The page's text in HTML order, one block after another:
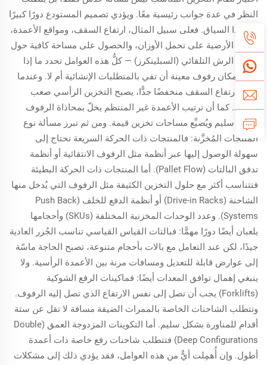
النظر في عدة جوانب رئيسية معًا. ويؤدي تصميم المستودع دورًا كبيرًا
في هذا السياق. فعلى سبيل المثال، ارتفاع السقف، ومواقع الأعمدة،
وقدرة الأرضية على تحمل الأوزان، والحصول على مساحة كافية حول
أنظمة الرش التلقائي (السبلينكرز) — كلُّ هذه العوامل تحدد ما إذا
كان بإمكان رفوف معينة أن تفي بالمتطلبات الإنشائية أم لا. وعندما
يكون ارتفاع السقف منخفضًا جدًّا، يصبح التخزين الرأسي صعب
التنفيذ. كما أن ترتيب الأعمدة غير المنتظم يخلّ بمحاذاة الرفوف
بشكل سليم ويُضيِّع مساحات تخزين قيمة. ومن ثم تبرز مسألة نوع
المنتجات المُخزَّنة: فالمنتجات ذات الحركة السريعة تحتاج إلى
سهولة الوصول إليها عبر أنظمة مثل الرفوف الانتقائية أو أنظمة
تدفق البالتات (Pallet Flow). أما المنتجات ذات الحركة البطيئة
فتتناسب أكثر مع حلول التخزين الكثيفة مثل الرفوف التي يُدخل منها
الشاحنة (Drive-in Racks) أو أنظمة الدفع للخلف (Push Back
Systems). وعدد الوحدات المخزنية المختلفة (SKUs) وأحجامها
يلعبان أيضًا دورًا مهمًّا: فبالتات القياس القياسي تناسب الجُزر العادية
جيدًا، لكن عند التعامل مع بالات بأحجام متنوعة، تصبح الحاجة ماسّة
إلى عوارض قابلة للتعديل ومسافات مرنة بين الأعمدة الرأسية. ولا
ينبغي إهمال توافق المعدات أيضًا: فماكينات الرفع الشوكية
(Forklifts) يجب أن تصل إلى نفس الارتفاع الذي تصل إليه الرفوف.
وتتطلب الشاحنات الخاصة بالممرات الضيقة مسافة لا تقل عن ستة
أقدام للمناورة بشكل سليم. أما التكوينات المزدوجة العمق (Double
Deep Configurations) فتتطلب شاحنات رفع خاصة ذات أعمدة
أطول. وإن أُهمِلت أيٌّ من هذه العوامل، فقد يؤدي ذلك إلى مشكلات